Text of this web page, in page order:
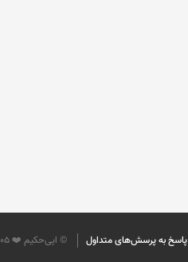
پاسخ به پرسش‌های متداول
© ایی‌حکیم ❤️ 1405 - 1389